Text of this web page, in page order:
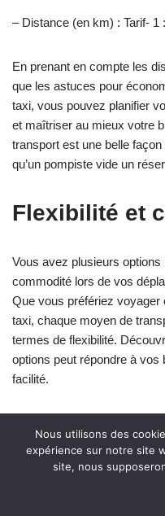
– Distance (en km) : Tarif- 1
En prenant en compte les
que les astuces pour
taxi, vous pouvez planifier
et maîtriser au mieux votre
transport est une belle
qu’un pompiste vide un
Flexibilité et
Vous avez plusieurs
commodité lors de vos
Que vous préfériez voyager
taxi, chaque moyen de
termes de flexibilité.
options peut répondre à
facilité.
Flexibilité en
Profitez de la liberté offerte
déplacer facilement et
Nous utilisons des
expérience sur notre site
site, nous